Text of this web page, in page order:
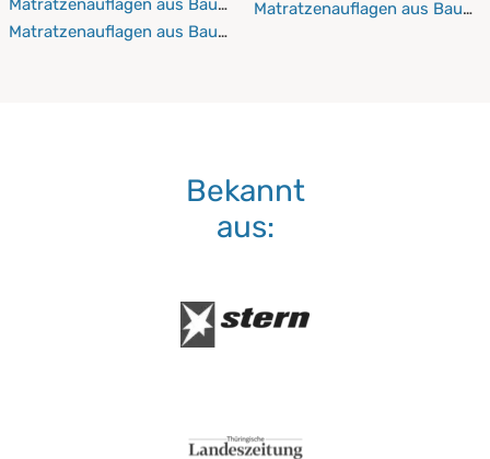
Matratzenauflagen aus Baumwolle 120x220 cm
Matratzenauflagen aus Baumwolle 130x190 cm
Matratzenauflagen aus
Bekannt
aus: